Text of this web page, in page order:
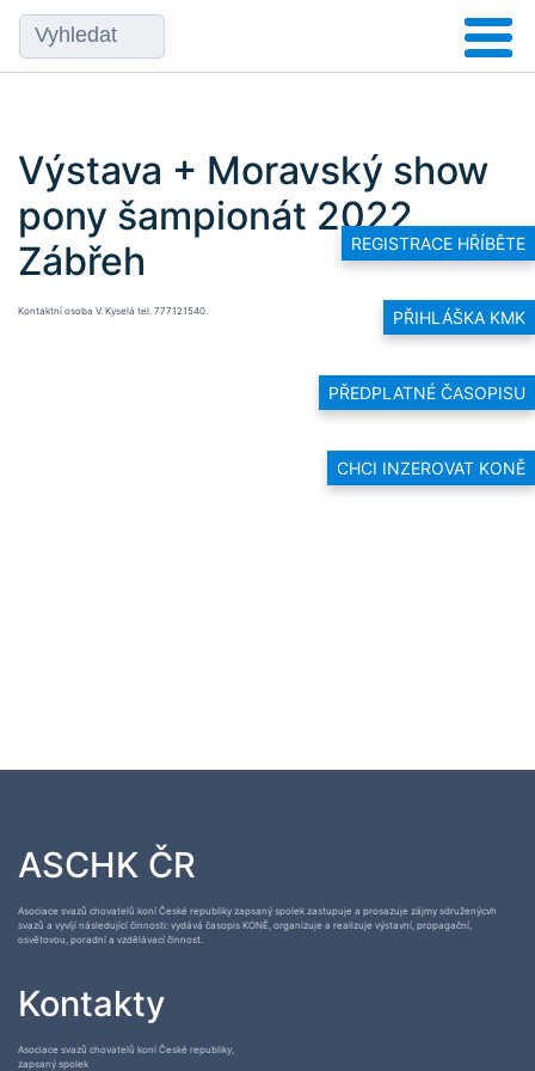
REGISTRACE HŘÍBĚTE
PŘIHLÁŠKA KMK
PŘEDPLATNÉ ČASOPISU
CHCI INZEROVAT KONĚ
Výstava + Moravský show
pony šampionát 2022
Zábřeh
Kontaktní osoba V. Kyselá tel. 777121540.
ASCHK ČR
Asociace svazů chovatelů koní České republiky zapsaný spolek zastupuje a prosazuje zájmy sdruženýcvh
svazů a vyvíjí následující činnosti: vydává časopis KONĚ, organizuje a realizuje výstavní, propagační,
osvětovou, poradní a vzdělávací činnost.
Kontakty
Asociace svazů chovatelů koní České republiky,
zapsaný spolek